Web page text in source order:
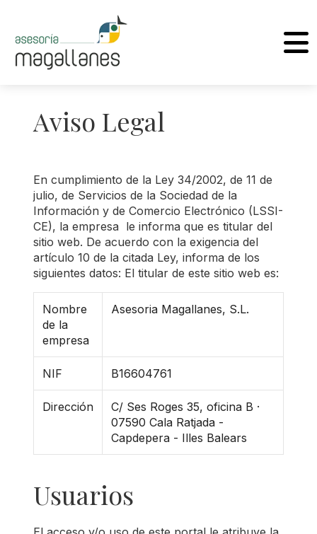
Aviso Legal
En cumplimiento de la Ley 34/2002, de 11 de
julio, de Servicios de la Sociedad de la
Información y de Comercio Electrónico (LSSI-
CE), la empresa le informa que es titular del
sitio web. De acuerdo con la exigencia del
artículo 10 de la citada Ley, informa de los
siguientes datos: El titular de este sitio web es:
Nombre
de la
empresa
Asesoria Magallanes, S.L.
NIF B16604761
Dirección
C/ Ses Roges 35, oficina B ·
07590 Cala Ratjada -
Capdepera - Illes Balears
Usuarios